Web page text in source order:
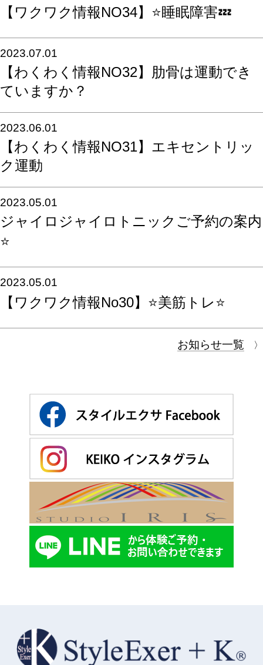
【ワクワク情報NO34】⭐️睡眠障害💤
2023.07.01
【わくわく情報NO32】肋骨は運動でき
ていますか？
2023.06.01
【わくわく情報NO31】エキセントリッ
ク運動
2023.05.01
ジャイロジャイロトニックご予約の案内
⭐️️
2023.05.01
【ワクワク情報No30】⭐️美筋トレ⭐️
お知らせ一覧 〉